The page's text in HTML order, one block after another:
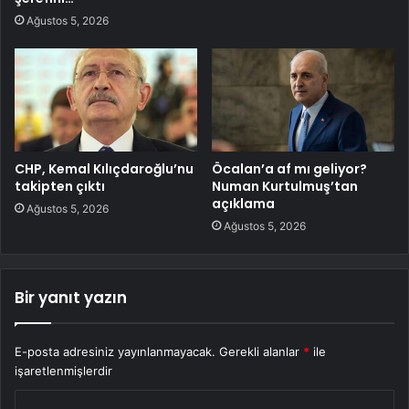
Ağustos 5, 2026
CHP, Kemal Kılıçdaroğlu’nu
takipten çıktı
Ağustos 5, 2026
Öcalan’a af mı geliyor?
Numan Kurtulmuş’tan
açıklama
Ağustos 5, 2026
Bir yanıt yazın
E-posta adresiniz yayınlanmayacak. Gerekli alanlar * ile
işaretlenmişlerdir